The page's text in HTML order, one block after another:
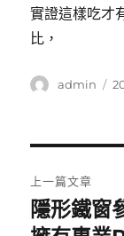
實證這樣吃才
比，
作
admin
發
章
上一篇文章
上
隱形鐵窗